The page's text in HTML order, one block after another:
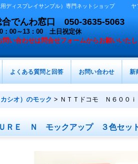
用ディスプレイサンプル）専門ネットショップ ヤ
合でんわ窓口 050-3635-5063
：00～13：00 土日祝定休
問い合わせは問合せフォームからお願いいたし
よくある質問と回答 お問い合わせ 新
シオ）のモック > ＮＴＴドコモ Ｎ６００
ＲＥ Ｎ モックアップ ３色セッ